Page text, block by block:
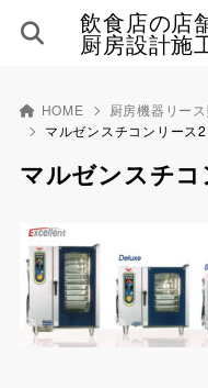
飲食店の店
厨房設計施
HOME 厨房機器リー
マルゼンスチコンリース2
マルゼンスチ